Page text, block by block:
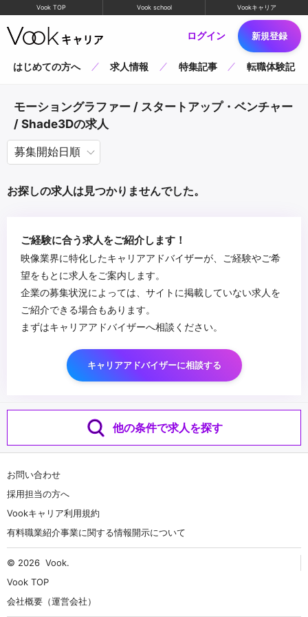
Vook TOP Vook school Vookキャリア
ログイン 新規登録
はじめての方へ 求人情報 特集記事 転職体験記
モーショングラファー / スタートアップ・ベンチャー
/ Shade3Dの求人
お探しの求人は見つかりませんでした。
ご経験に合う求人をご紹介します！
映像業界に特化したキャリアアドバイザーが、ご経験やご希
望をもとに求人をご案内します。
企業の募集状況によっては、サイトに掲載していない求人を
ご紹介できる場合もあります。
まずはキャリアアドバイザーへ相談ください。
キャリアアドバイザーに相談する
他の条件で求人を探す
お問い合わせ
採用担当の方へ
Vookキャリア利用規約
有料職業紹介事業に関する情報開示について
© 2026 Vook.
Vook TOP
会社概要（運営会社）